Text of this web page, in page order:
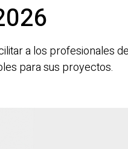
a los profesionales
para sus proyectos.